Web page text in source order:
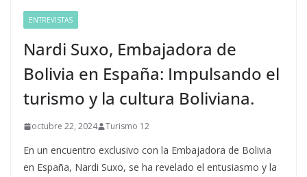
ENTREVISTAS
Nardi Suxo, Embajadora de
Bolivia en España: Impulsando el
turismo y la cultura Boliviana.
octubre 22, 2024 Turismo 12
En un encuentro exclusivo con la Embajadora de Bolivia
en España, Nardi Suxo, se ha revelado el entusiasmo y la